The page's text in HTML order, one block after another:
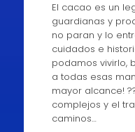
El cacao es un
guardianas y
no paran y lo
cuidados e
podamos vivirlo,
a todas esas
mayor alcance!
complejos y el
caminos…